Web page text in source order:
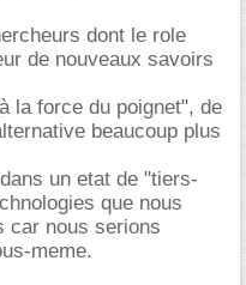
dont le role
de nouveaux savoirs
la force du poignet", de
beaucoup plus
un etat de "tiers-
que nous
car nous serions
meme.